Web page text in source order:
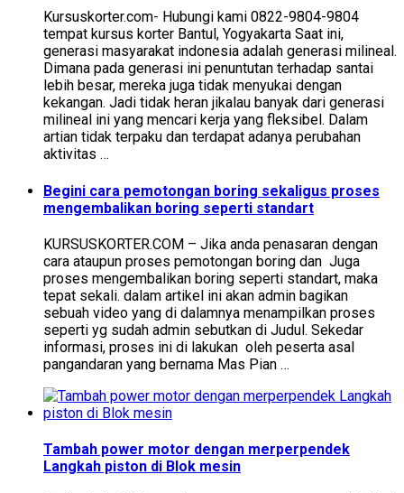
Kursuskorter.com- Hubungi kami 0822-9804-9804
tempat kursus korter Bantul, Yogyakarta Saat ini,
generasi masyarakat indonesia adalah generasi milineal.
Dimana pada generasi ini penuntutan terhadap santai
lebih besar, mereka juga tidak menyukai dengan
kekangan. Jadi tidak heran jikalau banyak dari generasi
milineal ini yang mencari kerja yang fleksibel. Dalam
artian tidak terpaku dan terdapat adanya perubahan
aktivitas …
Begini cara pemotongan boring sekaligus proses
mengembalikan boring seperti standart
KURSUSKORTER.COM – Jika anda penasaran dengan
cara ataupun proses pemotongan boring dan Juga
proses mengembalikan boring seperti standart, maka
tepat sekali. dalam artikel ini akan admin bagikan
sebuah video yang di dalamnya menampilkan proses
seperti yg sudah admin sebutkan di Judul. Sekedar
informasi, proses ini di lakukan oleh peserta asal
pangandaran yang bernama Mas Pian …
Tambah power motor dengan merperpendek
Langkah piston di Blok mesin